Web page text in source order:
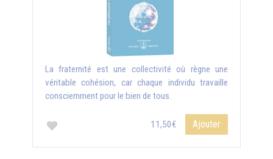
La fraternité est une collectivité où règne une
véritable cohésion, car chaque individu travaille
consciemment pour le bien de tous.
11,50€ Ajouter